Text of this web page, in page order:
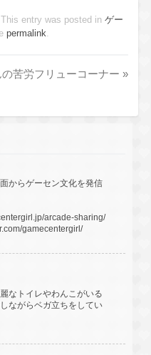
. This entry was posted in ゲー
permalink
苦労フリューコーナー»
からゲーセン文化を発信
arcade-sharing/
gamecentergirl/
なトイレやわんこがいる
ながらベガ立ちをしてい